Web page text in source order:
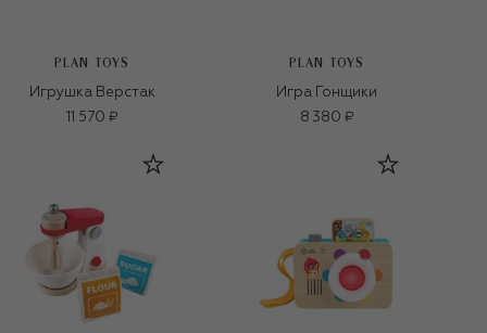
PLAN TOYS
Игрушка Верстак
11 570 ₽
PLAN TOYS
Игра Гонщики
8 380 ₽